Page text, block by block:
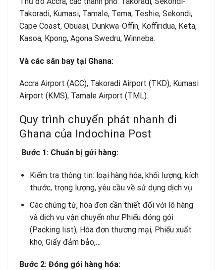
Takoradi, Kumasi, Tamale, Tema, Teshie, Sekondi,
Cape Coast, Obuasi, Dunkwa-Offin, Koffiridua, Keta,
Kasoa, Kpong, Agona Swedru, Winneba.
Và các sân bay tại Ghana:
Accra Airport (ACC), Takoradi Airport (TKD), Kumasi
Airport (KMS), Tamale Airport (TML).
Quy trình chuyển phát nhanh đi
Ghana của Indochina Post
Bước 1: Chuẩn bị gửi hàng:
Kiểm tra thông tin: loại hàng hóa, khối lượng, kích
thước, trọng lượng, yêu cầu về sử dụng dịch vụ
Các chứng từ, hóa đơn cần thiết đối với lô hàng
và dịch vụ vận chuyển như Phiếu đóng gói
(Packing list), Hóa đơn thương mại, Phiếu xuất
kho, Giấy đảm bảo,…
Bước 2: Đóng gói hàng hóa: